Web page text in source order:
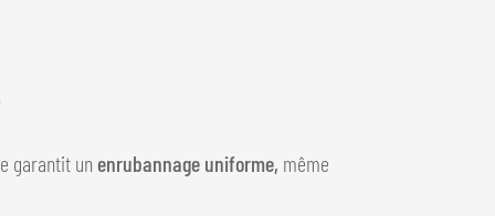
garantit un enrubannage uniforme, même